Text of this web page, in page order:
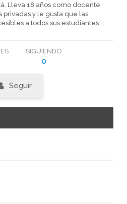
Lleva 18 años como docente
privadas y le gusta que las
a todos sus estudiantes.
SIGUIENDO
0
Seguir